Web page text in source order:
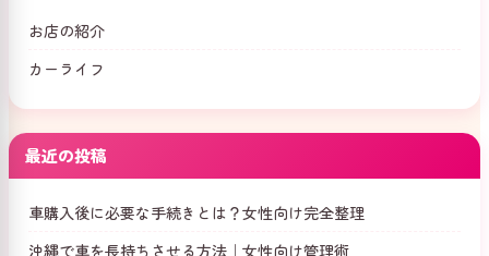
お店の紹介
カーライフ
最近の投稿
車購入後に必要な手続きとは？女性向け完全整理
沖縄で車を長持ちさせる方法｜女性向け管理術